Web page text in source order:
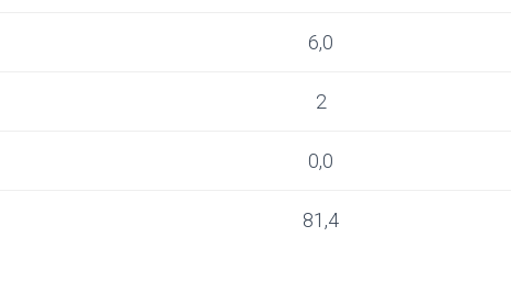
6,0
2
0,0
81,4